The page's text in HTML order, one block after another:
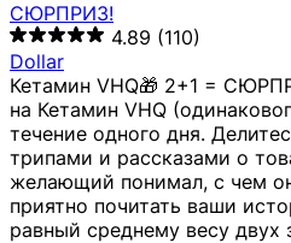
СЮРПРИЗ!
4.89 (110)
Dollar
Кетамин VHQ🎁 2+1 =
на Кетамин VHQ
течение одного дня.
трипами и рассказами о
желающий понимал, с чем
приятно почитать ваши
равный среднему весу